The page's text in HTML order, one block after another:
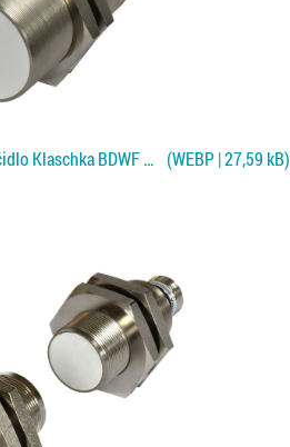
Jednostranné kontaktní čidlo Klaschka BDWF pro NF plechy (WEBP | 27,59 kB)